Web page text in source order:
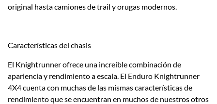
original hasta camiones de trail y orugas modernos.
Características del chasis
El Knightrunner ofrece una increíble combinación de
apariencia y rendimiento a escala. El Enduro Knightrunner
4X4 cuenta con muchas de las mismas características de
rendimiento que se encuentran en muchos de nuestros otros